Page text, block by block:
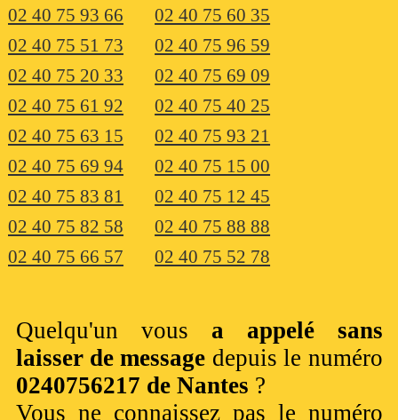
02 40 75 93 66
02 40 75 60 35
02 40 75 51 73
02 40 75 96 59
02 40 75 20 33
02 40 75 69 09
02 40 75 61 92
02 40 75 40 25
02 40 75 63 15
02 40 75 93 21
02 40 75 69 94
02 40 75 15 00
02 40 75 83 81
02 40 75 12 45
02 40 75 82 58
02 40 75 88 88
02 40 75 66 57
02 40 75 52 78
Quelqu'un vous a appelé sans
laisser de message depuis le numéro
0240756217 de Nantes ?
Vous ne connaissez pas le numéro